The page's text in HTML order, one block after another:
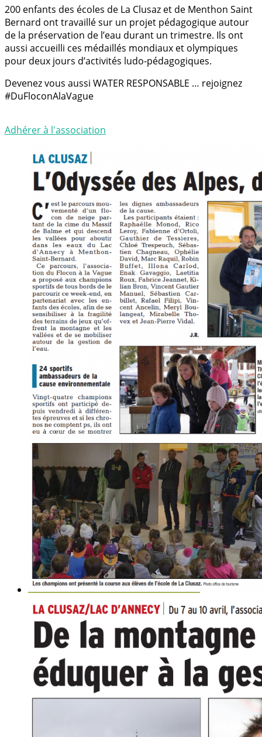
200 enfants des écoles de La Clusaz et de Menthon Saint
Bernard ont travaillé sur un projet pédagogique autour
de la préservation de l’eau durant un trimestre. Ils ont
aussi accueilli ces médaillés mondiaux et olympiques
pour deux jours d’activités ludo-pédagogiques.
Devenez vous aussi WATER RESPONSABLE … rejoignez
#DuFloconAlaVague
Adhérer à l'association